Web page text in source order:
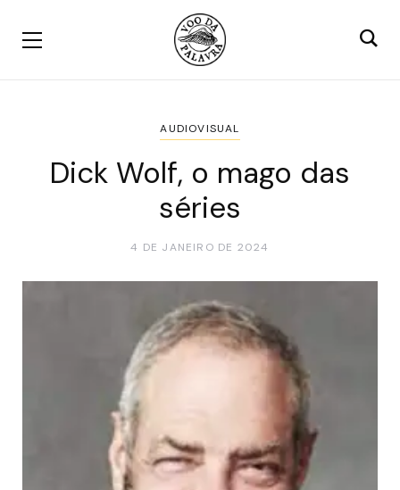
AUDIOVISUAL
Dick Wolf, o mago das
séries
4 DE JANEIRO DE 2024